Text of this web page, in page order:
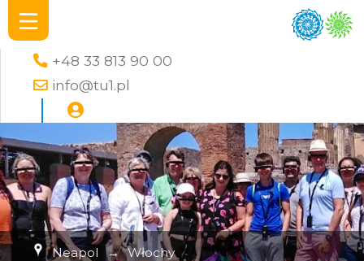
+48 33 813 90 00
info@tu1.pl
Neapol → Włochy